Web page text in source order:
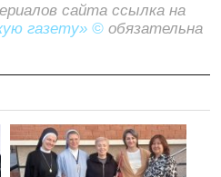
сайта ссылка на
газету» © обязательна